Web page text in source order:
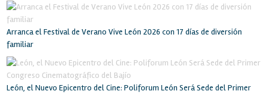
Arranca el Festival de Verano Vive León 2026 con 17 días de diversión
familiar
León, el Nuevo Epicentro del Cine: Poliforum León Será Sede del Primer